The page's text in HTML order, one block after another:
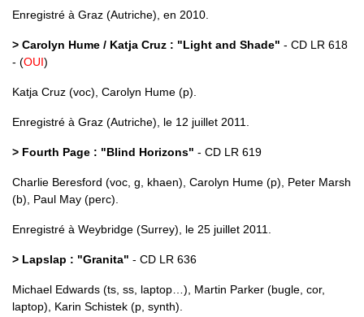
Enregistré à Graz (Autriche), en 2010.
> Carolyn Hume / Katja Cruz : "Light and Shade" - CD LR 618
- (OUI)
Katja Cruz (voc), Carolyn Hume (p).
Enregistré à Graz (Autriche), le 12 juillet 2011.
> Fourth Page : "Blind Horizons" - CD LR 619
Charlie Beresford (voc, g, khaen), Carolyn Hume (p), Peter Marsh
(b), Paul May (perc).
Enregistré à Weybridge (Surrey), le 25 juillet 2011.
> Lapslap : "Granita" - CD LR 636
Michael Edwards (ts, ss, laptop…), Martin Parker (bugle, cor,
laptop), Karin Schistek (p, synth).